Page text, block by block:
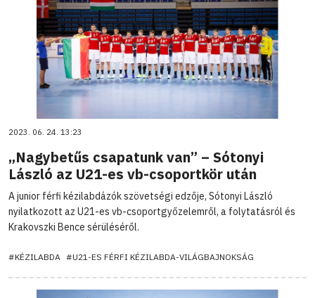
2023. 06. 24. 13:23
„Nagybetűs csapatunk van” – Sótonyi
László az U21-es vb-csoportkör után
A junior férfi kézilabdázók szövetségi edzője, Sótonyi László
nyilatkozott az U21-es vb-csoportgyőzelemről, a folytatásról és
Krakovszki Bence sérüléséről.
#KÉZILABDA #U21-ES FÉRFI KÉZILABDA-VILÁGBAJNOKSÁG